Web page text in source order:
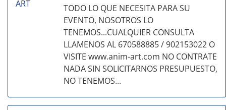
TODO LO QUE NECESITA PARA SU
EVENTO, NOSOTROS LO
TENEMOS...CUALQUIER CONSULTA
LLAMENOS AL 670588885 / 902153022 O
VISITE www.anim-art.com NO CONTRATE
NADA SIN SOLICITARNOS PRESUPUESTO,
NO TENEMOS...